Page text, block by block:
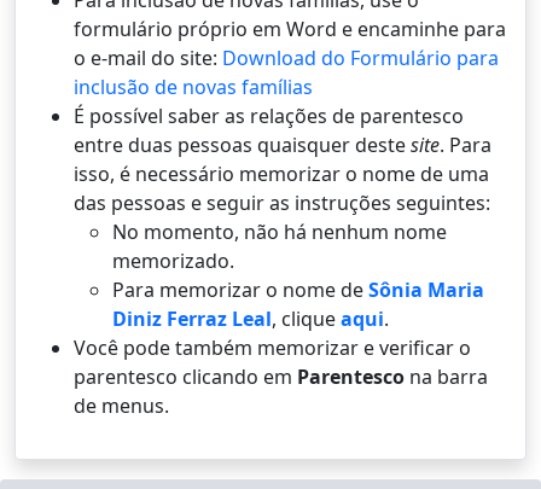
formulário próprio em Word e encaminhe para
o e-mail do site: Download do Formulário para
inclusão de novas famílias
É possí­vel saber as relações de parentesco
entre duas pessoas quaisquer destesite. Para
isso, é necessário memorizar o nome de uma
das pessoas e seguir as instruções seguintes:
No momento, não há nenhum nome
memorizado.
Para memorizar o nome deSônia Maria
Diniz Ferraz Leal, cliqueaqui.
Você pode também memorizar e verificar o
parentesco clicando em Parentesco na barra
de menus.